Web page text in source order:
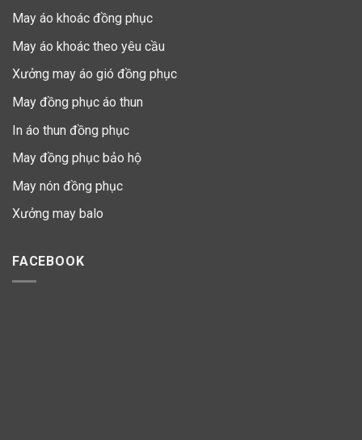
May áo khoác đồng phục
May áo khoác theo yêu cầu
Xưởng may áo gió đồng phục
May đồng phục áo thun
In áo thun đồng phục
May đồng phục bảo hộ
May nón đồng phục
Xưởng may balo
FACEBOOK